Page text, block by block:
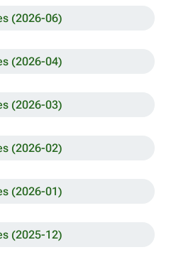
(2026-06)
(2026-04)
(2026-03)
(2026-02)
(2026-01)
(2025-12)